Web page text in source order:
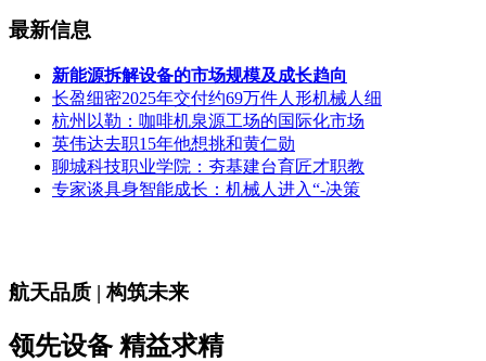
最新信息
新能源拆解设备的市场规模及成长趋向
长盈细密2025年交付约69万件人形机械人细
杭州以勒：咖啡机泉源工场的国际化市场
英伟达去职15年他想挑和黄仁勋
聊城科技职业学院：夯基建台育匠才职教
专家谈具身智能成长：机械人进入“-决策
航天品质 | 构筑未来
领先设备 精益求精